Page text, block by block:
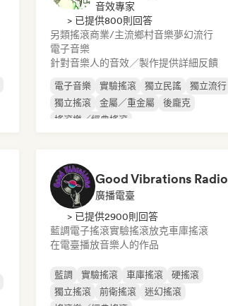
音效專家
> 已提供800則回答
另類搖滾商業/主流鄉村音樂夢幻流行
電子音樂
針對音樂人的音效／製作提供詳細反饋
電子音樂 實驗搖滾 獨立民謠
獨立流行
獨立搖滾
金屬／重金屬
後龐克
搖滾樂／經典搖滾
Good Vibrations Radio
廣播電臺
> 已提供2900則回答
藍調電子搖滾實驗搖滾放克車庫搖滾
在電臺播放音樂人的作品
藍調 實驗搖滾 車庫搖滾
硬搖滾
獨立搖滾
前衛搖滾
迷幻搖滾